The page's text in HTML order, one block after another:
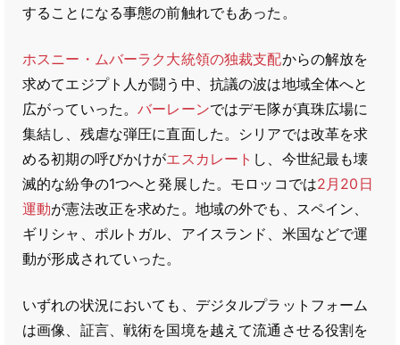
することになる事態の前触れでもあった。
ホスニー・ムバーラク大統領の独裁支配からの解放を
求めてエジプト人が闘う中、抗議の波は地域全体へと
広がっていった。バーレーンではデモ隊が真珠広場に
集結し、残虐な弾圧に直面した。シリアでは改革を求
める初期の呼びかけがエスカレート し、今世紀最も壊
滅的な紛争の1つへと発展した。モロッコでは2月20日
運動が憲法改正を求めた。地域の外でも、スペイン、
ギリシャ、ポルトガル、アイスランド、米国などで運
動が形成されていった。
いずれの状況においても、デジタルプラットフォーム
は画像、証言、戦術を国境を越えて流通させる役割を